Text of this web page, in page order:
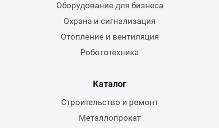
Оборудование для бизнеса
Охрана и сигнализация
Отопление и вентиляция
Робототехника
Каталог
Строительство и ремонт
Металлопрокат